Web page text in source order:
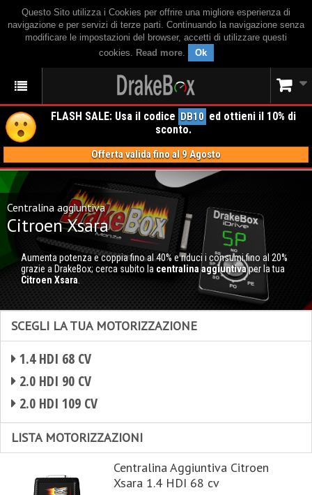
Questo Sito utilizza i Cookies per offrire una migliore esperienza di
navigazione e per servizi di terze parti. Continuando la navigazione senza
modificare le impostazioni del browser, accetti di utilizzare questi
cookies. Read more. Ok
FLASH SALE: Usa il codice DB10 ed ottieni il 10% di
sconto.
Offerta valida fino al 9 Agosto
Centralina aggiuntiva
Citroen Xsara
Aumenta potenza e coppia fino al 40% e riduci i consumi fino al 20%
grazie a DrakeBox; cerca subito la centralina aggiuntivaper la tua
Citroen Xsara
SCEGLI LA TUA MOTORIZZAZIONE
1.4 HDI 68 CV
2.0 HDI 90 CV
2.0 HDI 109 CV
LISTA MOTORIZZAZIONI
Centralina Aggiuntiva Citroen
Xsara 1.4 HDI 68 cv